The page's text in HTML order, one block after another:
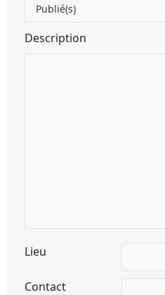
Publié(s)
Description
Lieu
Contact